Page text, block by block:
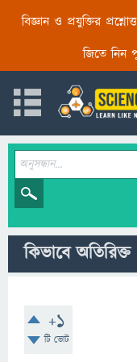
বিজ্ঞান ও প্রযুক্তির
জিতে নিন
কিভাবে
+1
টি ভোট